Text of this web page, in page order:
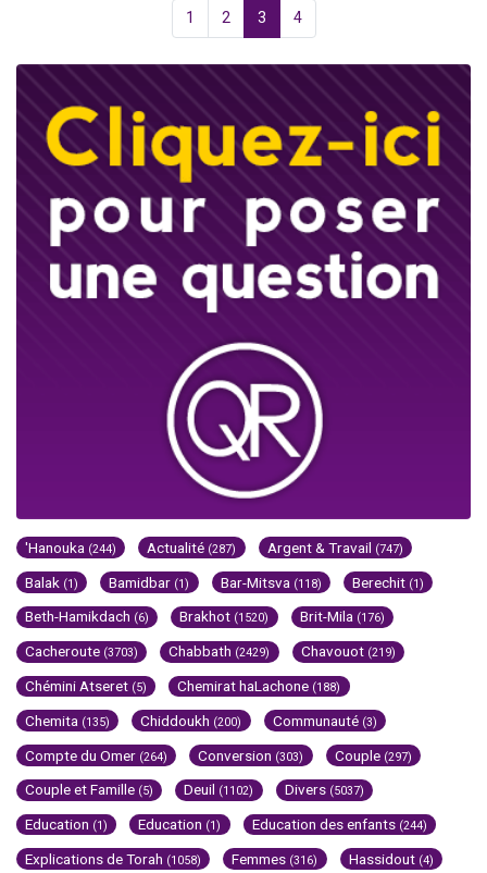
1 2 3 4
'Hanouka (244) Actualité (287) Argent & Travail (747)
Balak (1) Bamidbar (1) Bar-Mitsva (118) Berechit (1)
Beth-Hamikdach (6) Brakhot (1520) Brit-Mila (176)
Cacheroute (3703) Chabbath (2429) Chavouot (219)
Chémini Atseret (5) Chemirat haLachone (188)
Chemita (135) Chiddoukh (200) Communauté (3)
Compte du Omer (264) Conversion (303) Couple (297)
Couple et Famille (5) Deuil (1102) Divers (5037)
Education (1) Education (1) Education des enfants (244)
Explications de Torah (1058) Femmes (316) Hassidout (4)